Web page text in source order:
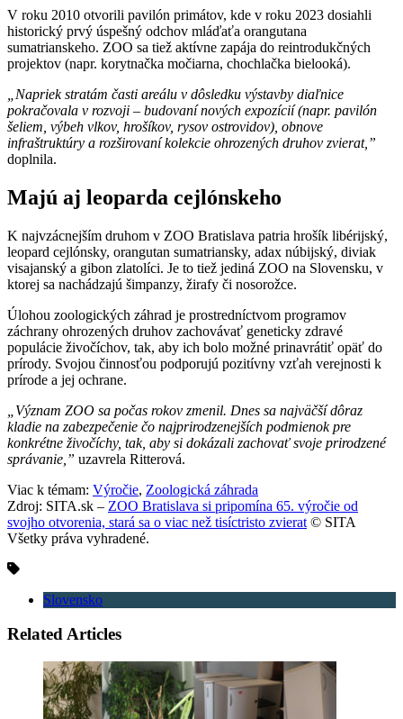
V roku 2010 otvorili pavilón primátov, kde v roku 2023 dosiahli
historický prvý úspešný odchov mláďaťa orangutana
sumatrianskeho. ZOO sa tiež aktívne zapája do reintrodukčných
projektov (napr. korytnačka močiarna, chochlačka bielooká).
„Napriek stratám časti areálu v dôsledku výstavby diaľnice
pokračovala v rozvoji – budovaní nových expozícií (napr. pavilón
šeliem, výbeh vlkov, hrošíkov, rysov ostrovidov), obnove
infraštruktúry a rozširovaní kolekcie ohrozených druhov zvierat,”
doplnila.
Majú aj leoparda cejlónskeho
K najvzácnejším druhom v ZOO Bratislava patria hrošík libérijský,
leopard cejlónsky, orangutan sumatriansky, adax núbijský, diviak
visajanský a gibon zlatolíci. Je to tiež jediná ZOO na Slovensku, v
ktorej sa nachádzajú šimpanzy, žirafy či nosorožce.
Úlohou zoologických záhrad je prostredníctvom programov
záchrany ohrozených druhov zachovávať geneticky zdravé
populácie živočíchov, tak, aby ich bolo možné prinavrátiť opäť do
prírody. Svojou činnosťou podporujú pozitívny vzťah verejnosti k
prírode a jej ochrane.
„Význam ZOO sa počas rokov zmenil. Dnes sa najväčší dôraz
kladie na zabezpečenie čo najprirodzenejších podmienok pre
konkrétne živočíchy, tak, aby si dokázali zachovať svoje prirodzené
správanie,” uzavrela Ritterová.
Viac k témam: Výročie, Zoologická záhrada
Zdroj: SITA.sk – ZOO Bratislava si pripomína 65. výročie od
svojho otvorenia, stará sa o viac než tisíctristo zvierat © SITA
Všetky práva vyhradené.
Slovensko
Related Articles